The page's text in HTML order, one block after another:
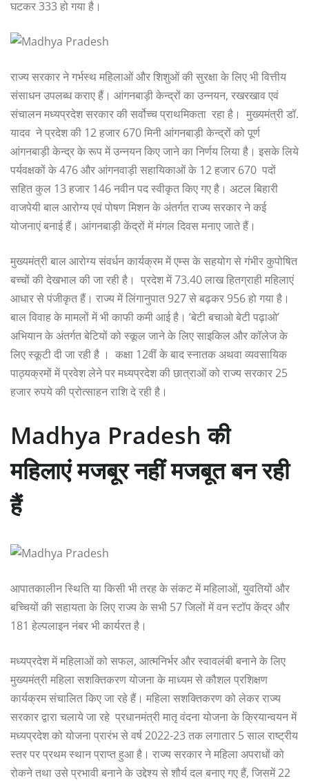
घटकर 333 हो गया है।
राज्य सरकार ने गर्भस्थ महिलाओं और शिशुओं की सुरक्षा के लिए भी वित्तीय
संसाधन उपलब्ध कराए हैं। आंगनबाड़ी केन्द्रों का उन्नयन, रखरखाव एवं
संचालन मध्यप्रदेश सरकार की सर्वोच्च प्राथमिकता रहा है। मुख्यमंत्री डॉ.
यादव ने प्रदेश की 12 हजार 670 मिनी आंगनबाड़ी केन्द्रों को पूर्ण
आंगनबाड़ी केन्द्र के रूप में उन्नयन किए जाने का निर्णय लिया है। इसके लिये
पर्यवक्षकों के 476 और आंगनवाड़ी सहायिकाओं के 12 हजार 670 पदों
सहित कुल 13 हजार 146 नवीन पद स्वीकृत किए गए है। अटल बिहारी
वाजपेयी बाल आरोग्य एवं पोषण मिशन के अंतर्गत राज्य सरकार ने कई
योजनाएं बनाई हैं। आंगनबाड़ी केंद्रों में मंगल दिवस मनाए जाते हैं।
मुख्यमंत्री बाल आरोग्य संवर्धन कार्यक्रम में एम्स के सहयोग से गंभीर कुपोषित
बच्चों की देखभाल की जा रही है। प्रदेश में 73.40 लाख हितग्राही महिलाएं
आधार से पंजीकृत हैं। राज्य में लिंगानुपात 927 से बढ़कर 956 हो गया है।
बाल विवाह के मामलों में भी काफी कमी आई है। ‘बेटी बचाओ बेटी पढ़ाओ’
अभियान के अंतर्गत बेटियों को स्कूल जाने के लिए साइकिल और कॉलेज के
लिए स्कूटी दी जा रही है । कक्षा 12वीं के बाद स्नातक अथवा व्यवसायिक
पाठ्यक्रमों में प्रवेश लेने पर मध्यप्रदेश की छात्राओं को राज्य सरकार 25
हजार रुपये की प्रोत्साहन राशि दे रही है।
Madhya Pradesh की
महिलाएं मजबूर नहीं मजबूत बन रही
हैं
आपातकालीन स्थिति या किसी भी तरह के संकट में महिलाओं, युवतियों और
बच्चियों की सहायता के लिए राज्य के सभी 57 जिलों में वन स्टॉप केंद्र और
181 हेल्पलाइन नंबर भी कार्यरत है।
मध्यप्रदेश में महिलाओं को सफल, आत्मनिर्भर और स्वावलंबी बनाने के लिए
मुख्यमंत्री महिला सशक्तिकरण योजना के माध्यम से कौशल प्रशिक्षण
कार्यक्रम संचालित किए जा रहे हैं। महिला सशक्तिकरण को लेकर राज्य
सरकार द्वारा चलाये जा रहे प्रधानमंत्री मातृ वंदना योजना के क्रियान्वयन में
मध्यप्रदेश को योजना प्रारंभ से वर्ष 2022-23 तक लगातार 5 साल राष्ट्रीय
स्तर पर प्रथम स्थान प्राप्त हुआ है। राज्य सरकार ने महिला अपराधों को
रोकने तथा उसे प्रभावी बनाने के उद्देश्य से शौर्य दल बनाए गए हैं, जिसमें 22